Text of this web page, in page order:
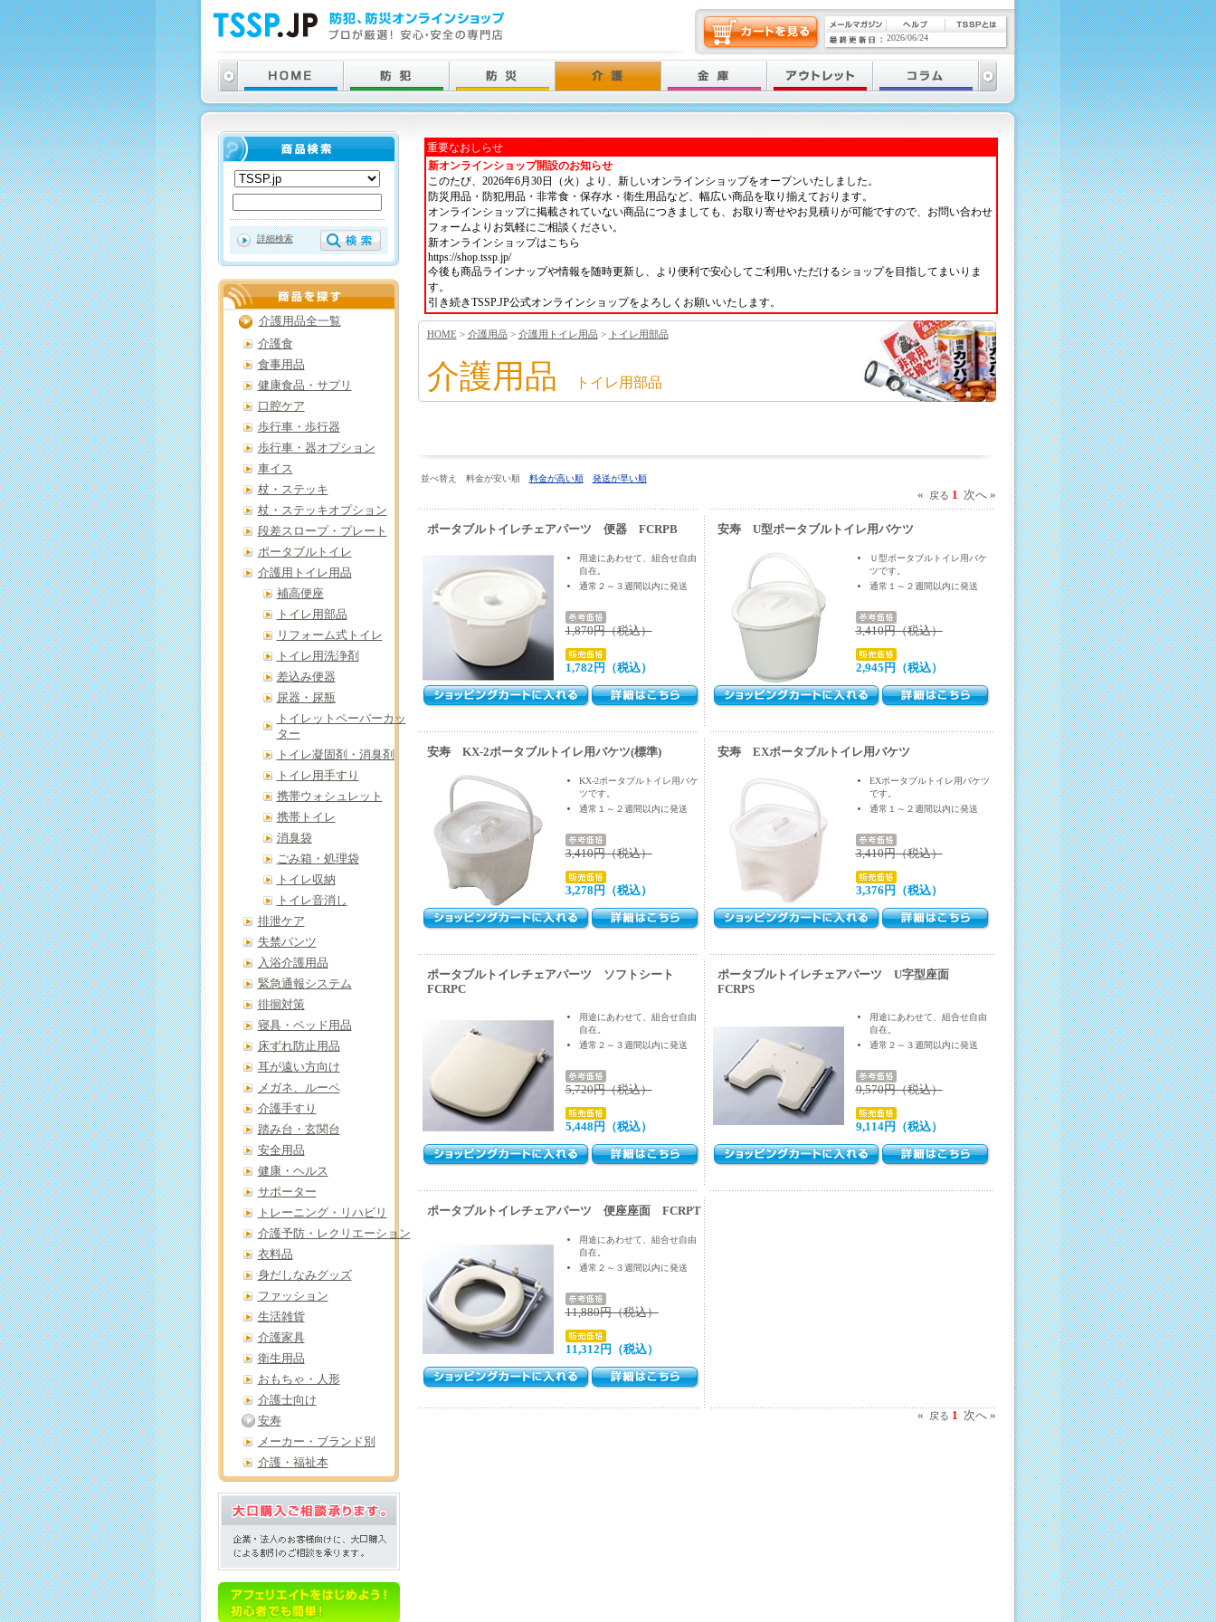
重要なおしらせ
新オンラインショップ開設のお知らせ
このたび、2026年6月30日（火）より、新しいオンラインショップをオープンいたしました。
防災用品・防犯用品・非常食・保存水・衛生用品など、幅広い商品を取り揃えております。
オンラインショップに掲載されていない商品につきましても、お取り寄せやお見積りが可能ですので、お問い合わせ
フォームよりお気軽にご相談ください。
新オンラインショップはこちら
https://shop.tssp.jp/
今後も商品ラインナップや情報を随時更新し、より便利で安心してご利用いただけるショップを目指してまいりま
す。
引き続きTSSP.JP公式オンラインショップをよろしくお願いいたします。
HOME > 介護用品> 介護用トイレ用品> トイレ用部品
介護用品 トイレ用部品
並べ替え 料金が安い順 料金が高い順 発送が早い順
« 戻る 1 次へ »
ポータブルトイレチェアパーツ 便器 FCRPB
用途にあわせて、組合せ自由
自在。
通常２～３週間以内に発送
1,870円（税込）
1,782円（税込）
安寿 U型ポータブルトイレ用バケツ
Ｕ型ポータブルトイレ用バケ
ツです。
通常１～２週間以内に発送
3,410円（税込）
2,945円（税込）
安寿 KX-2ポータブルトイレ用バケツ(標準)
KX-2ポータブルトイレ用バケ
ツです。
通常１～２週間以内に発送
3,410円（税込）
3,278円（税込）
安寿 EXポータブルトイレ用バケツ
EXポータブルトイレ用バケツ
です。
通常１～２週間以内に発送
3,410円（税込）
3,376円（税込）
ポータブルトイレチェアパーツ ソフトシート
FCRPC
用途にあわせて、組合せ自由
自在。
通常２～３週間以内に発送
5,720円（税込）
5,448円（税込）
ポータブルトイレチェアパーツ U字型座面
FCRPS
用途にあわせて、組合せ自由
自在。
通常２～３週間以内に発送
9,570円（税込）
9,114円（税込）
ポータブルトイレチェアパーツ 便座座面 FCRPT
用途にあわせて、組合せ自由
自在。
通常２～３週間以内に発送
11,880円（税込）
11,312円（税込）
« 戻る 1 次へ »
詳細検索
介護用品全一覧
介護食
食事用品
健康食品・サプリ
口腔ケア
歩行車・歩行器
歩行車・器オプション
車イス
杖・ステッキ
杖・ステッキオプション
段差スロープ・プレート
ポータブルトイレ
介護用トイレ用品
補高便座
トイレ用部品
リフォーム式トイレ
トイレ用洗浄剤
差込み便器
尿器・尿瓶
トイレットペーパーカッ
ター
トイレ凝固剤・消臭剤
トイレ用手すり
携帯ウォシュレット
携帯トイレ
消臭袋
ごみ箱・処理袋
トイレ収納
トイレ音消し
排泄ケア
失禁パンツ
入浴介護用品
緊急通報システム
徘徊対策
寝具・ベッド用品
床ずれ防止用品
耳が遠い方向け
メガネ、ルーペ
介護手すり
踏み台・玄関台
安全用品
健康・ヘルス
サポーター
トレーニング・リハビリ
介護予防・レクリエーション
衣料品
身だしなみグッズ
ファッション
生活雑貨
介護家具
衛生用品
おもちゃ・人形
介護士向け
安寿
メーカー・ブランド別
介護・福祉本
2026/06/24